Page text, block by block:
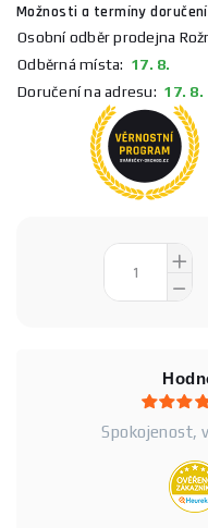
Možnosti a termíny
Osobní odběr prodejna
Odběrná místa: 17. 8.
Doručení na adresu: 17. 8.
Spokojenost,